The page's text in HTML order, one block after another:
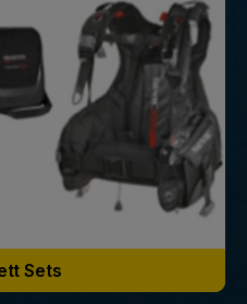
Sets